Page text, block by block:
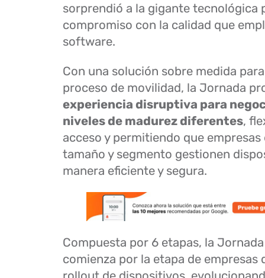
sorprendió a la gigante tecnológica
compromiso con la calidad que
software.
Con una solución sobre medida
proceso de movilidad, la Jornada
experiencia disruptiva para
niveles de madurez diferentes,
acceso y permitiendo que
tamaño y segmento gestionen
manera eficiente y segura.
Compuesta por 6 etapas, la
comienza por la etapa de empresas